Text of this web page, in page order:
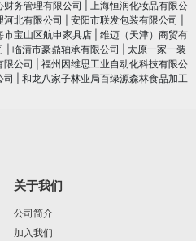
财务管理有限公司
上海恒润化妆品有限公
北有限公司 安阳市联发包装有限公司
市宝山区航申家具店
维迈（天津）商贸有
临清市豪鼎轴承有限公司
太原一家一装
限公司
福州因维思工业自动化科技有限公
司
和龙八家子林业局百绿源森林食品加工
关于我们
公司简介
加入我们